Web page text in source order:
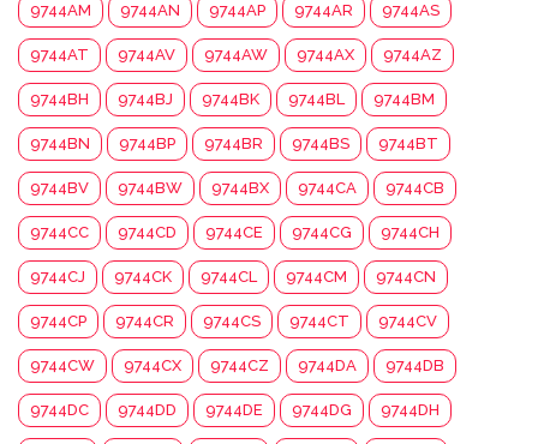
9744AM 9744AN 9744AP 9744AR 9744AS
9744AT 9744AV 9744AW 9744AX 9744AZ
9744BH 9744BJ 9744BK 9744BL 9744BM
9744BN 9744BP 9744BR 9744BS 9744BT
9744BV 9744BW 9744BX 9744CA 9744CB
9744CC 9744CD 9744CE 9744CG 9744CH
9744CJ 9744CK 9744CL 9744CM 9744CN
9744CP 9744CR 9744CS 9744CT 9744CV
9744CW 9744CX 9744CZ 9744DA 9744DB
9744DC 9744DD 9744DE 9744DG 9744DH